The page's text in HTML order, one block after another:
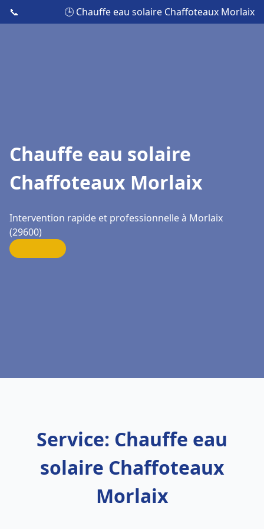
📞 🕒 Chauffe eau solaire Chaffoteaux Morlaix
Chauffe eau solaire
Chaffoteaux Morlaix
Intervention rapide et professionnelle à Morlaix
(29600)
Service: Chauffe eau
solaire Chaffoteaux
Morlaix